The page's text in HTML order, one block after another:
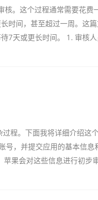
核。这个过程通常需要花费
时间，甚至超过一周。这
7天或更长时间。 1. 审核人
程。下面我将详细介绍这
号，并提交应用的基本信息
果会对这些信息进行初步